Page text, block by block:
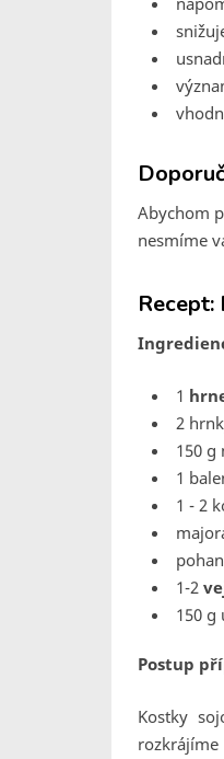
Abychom
nesmíme
Recept:
1
2
150 g
1
1 - 2
1-2
150 g
Postup
Kostky